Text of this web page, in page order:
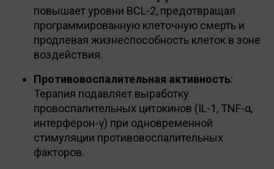
повышает уровни BCL-2, предотвращая
программированную клеточную смерть и
продлевая жизнеспособность клеток в зоне
воздействия.
Противовоспалительная активность:
Терапия подавляет выработку
провоспалительных цитокинов (IL-1, TNF-α,
интерферон-γ) при одновременной
стимуляции противовоспалительных
факторов.